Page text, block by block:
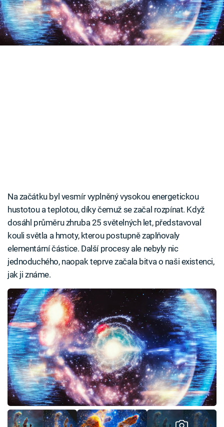
Časopis
Sledujte prima+
zdaleka vyhráno.
Na začátku byl vesmír vyplněný vysokou energetickou
hustotou a teplotou, díky čemuž se začal rozpínat. Když
dosáhl průměru zhruba 25 světelných let, představoval
kouli světla a hmoty, kterou postupně zaplňovaly
elementární částice. Další procesy ale nebyly nic
jednoduchého, naopak teprve začala bitva o naši existenci,
jak ji známe.